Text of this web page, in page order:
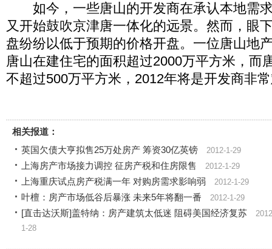
如今，一些唐山的开发商在承认本地需
又开始鼓吹京津唐一体化的远景。然而，眼
盘纷纷以低于预期的价格开盘。一位唐山地
唐山在建住宅的面积超过2000万平方米，而
不超过500万平方米，2012年将是开发商非
相关报道：
英国欠债大亨拟售25万处房产 筹资30亿英镑
2012-1-29
上海房产市场接力调控 征房产税和住房限售 2012-1-29
上海重庆试点房产税满一年 对购房需求影响弱 2012-1-29
叶檀：房产市场低谷后暴涨 未来5年将翻一番 2012-1-29
[直击达沃斯]盖特纳：房产建筑太低迷 阻碍美国经济复苏
1-28